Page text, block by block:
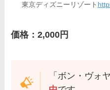
東京ディズニーリゾート
価格：2,000円
「ボン・ヴォ